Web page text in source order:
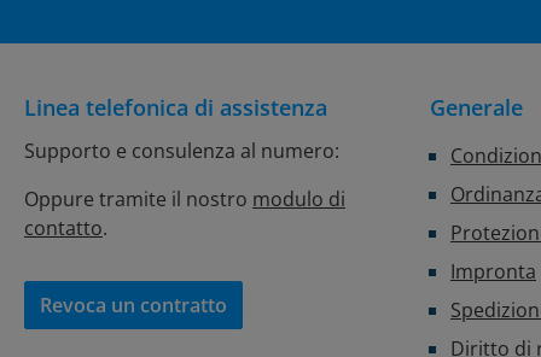
Linea telefonica di assistenza
Supporto e consulenza al numero:
Oppure tramite il nostro modulo di
contatto.
Revoca un contratto
Generale
Impronta
Diritto di